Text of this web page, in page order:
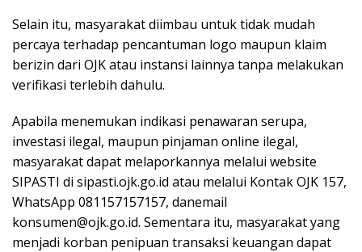
Selain itu, masyarakat diimbau untuk tidak mudah
percaya terhadap pencantuman logo maupun klaim
berizin dari OJK atau instansi lainnya tanpa melakukan
verifikasi terlebih dahulu.
Apabila menemukan indikasi penawaran serupa,
investasi ilegal, maupun pinjaman online ilegal,
masyarakat dapat melaporkannya melalui website
SIPASTI di sipasti.ojk.go.id atau melalui Kontak OJK 157,
WhatsApp 081157157157, danemail
konsumen@ojk.go.id. Sementara itu, masyarakat yang
menjadi korban penipuan transaksi keuangan dapat